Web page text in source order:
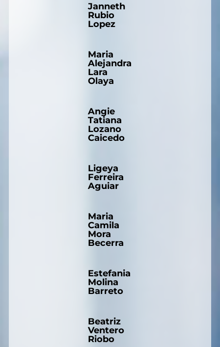
Janneth
Rubio
Lopez
Maria
Alejandra
Lara
Olaya
Angie
Tatiana
Lozano
Caicedo
Ligeya
Ferreira
Aguiar
Maria
Camila
Mora
Becerra
Estefania
Molina
Barreto
Beatriz
Ventero
Riobo